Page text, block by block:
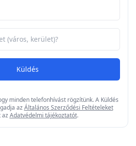
Küldés
minden telefonhívást rögzítünk. A Küldés
az Általános Szerződési Feltételeket
az Adatvédelmi tájékoztatót.